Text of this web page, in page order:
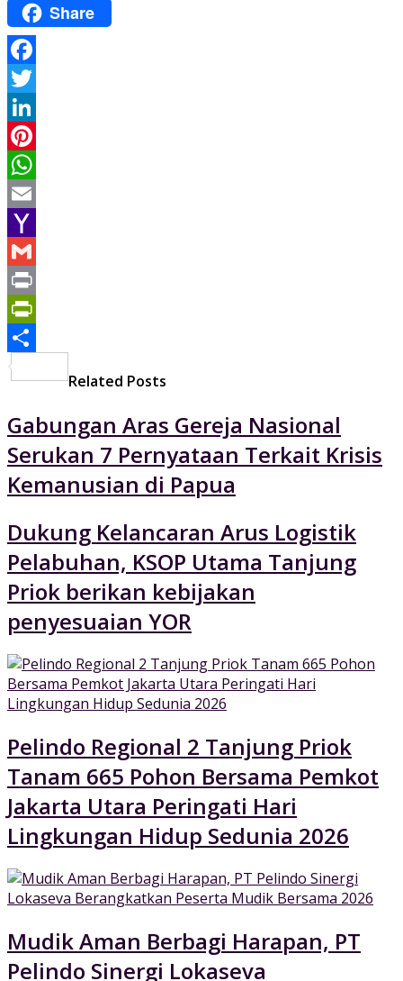
Share
Facebook
Twitter
LinkedIn
Pinterest
WhatsApp
Email
Yahoo
Mail
Gmail
Print
PrintFriendly
Related Posts
Gabungan Aras Gereja Nasional
Serukan 7 Pernyataan Terkait Krisis
Kemanusian di Papua
Dukung Kelancaran Arus Logistik
Pelabuhan, KSOP Utama Tanjung
Priok berikan kebijakan
penyesuaian YOR
Pelindo Regional 2 Tanjung Priok
Tanam 665 Pohon Bersama Pemkot
Jakarta Utara Peringati Hari
Lingkungan Hidup Sedunia 2026
Mudik Aman Berbagi Harapan, PT
Pelindo Sinergi Lokaseva